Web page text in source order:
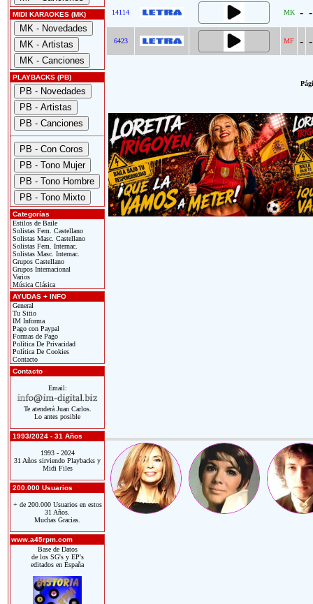
MIDI KARAOKES (MK)
PLAYBACKS (PB)
Categorías
Estilos de Baile
Solistas Fem. Castellano
Solistas Masc. Castellano
Solistas Fem. Internac.
Solistas Masc. Internac.
Grupos Castellano
Grupos Internacional
Varios
Música Clásica
AYUDAS + INFO
General
Tu Sitio
IM Informa
Pago con Paypal
Formas de Pago
Política De Privacidad
Política De Cookies
Contacto
Contacto
Email:
Te atenderá Juan Carlos.
Lo antes posible
1993/2024 - 31 Años
1993 - 2024
31 Años sirviendo Playbacks y
Midi Files
200.000 Usuarios
+ de 200.000 Usuarios en estos
31 Años.
Muchas Gracias.
www.a45rpm.com
Base de Datos
de los SG's y EP's
editados en España
14114 MK - -
6423 MF - -